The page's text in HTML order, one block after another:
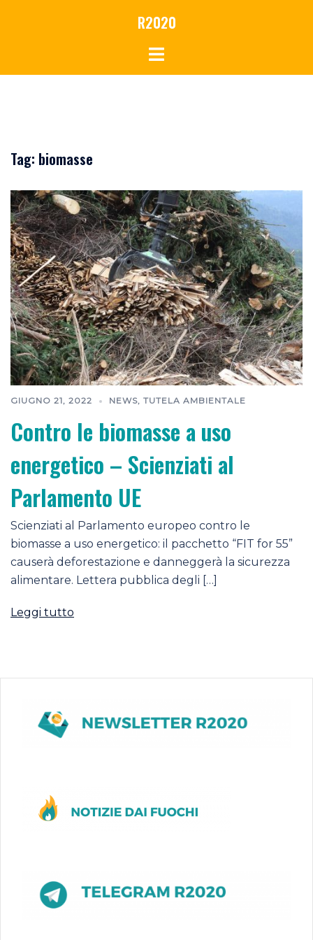
R2020
Tag: biomasse
GIUGNO 21, 2022 NEWS, TUTELA AMBIENTALE
Contro le biomasse a uso
energetico – Scienziati al
Parlamento UE
Scienziati al Parlamento europeo contro le
biomasse a uso energetico: il pacchetto “FIT for 55”
causerà deforestazione e danneggerà la sicurezza
alimentare. Lettera pubblica degli […]
Leggi tutto